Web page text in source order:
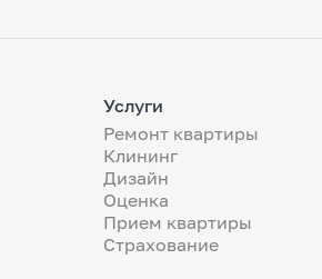
Услуги
Ремонт квартиры
Клининг
Дизайн
Оценка
Прием квартиры
Страхование